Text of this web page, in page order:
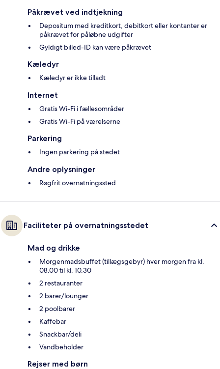
Påkrævet ved indtjekning
Depositum med kreditkort, debitkort eller kontanter er
påkrævet for påløbne udgifter
Gyldigt billed-ID kan være påkrævet
Kæledyr
Kæledyr er ikke tilladt
Internet
Gratis Wi-Fi i fællesområder
Gratis Wi-Fi på værelserne
Parkering
Ingen parkering på stedet
Andre oplysninger
Røgfrit overnatningssted
Faciliteter på overnatningsstedet
Mad og drikke
Morgenmadsbuffet (tillægsgebyr) hver morgen fra kl.
08.00 til kl. 10.30
2 restauranter
2 barer/lounger
2 poolbarer
Kaffebar
Snackbar/deli
Vandbeholder
Rejser med børn